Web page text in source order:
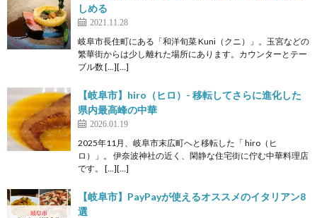
しめる
2021.11.28
岐阜市長住町にある「和洋旬菜 Kuni（クニ）」。玉宮などの
繁華街からは少し離れた場所にあります。カウンターとテー
ブル数 […][…]
【岐阜市】hiro（ヒロ）- 移転してさらに進化した
県内最高峰の中華
2026.01.19
2025年11月、岐阜市末広町へと移転した「 hiro（ヒ
ロ）」。 伊奈波神社の近く、閑静な住宅街に佇む中華料理店
です。 […][…]
【岐阜市】PayPayが使えるオススメのイタリアン8
選